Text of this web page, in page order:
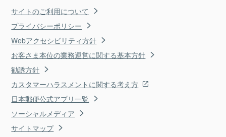
サイトのご利用について
プライバシーポリシー
Webアクセシビリティ方針
お客さま本位の業務運営に関する基本方針
勧誘方針
カスタマーハラスメントに関する考え方
日本郵便公式アプリ一覧
ソーシャルメディア
サイトマップ